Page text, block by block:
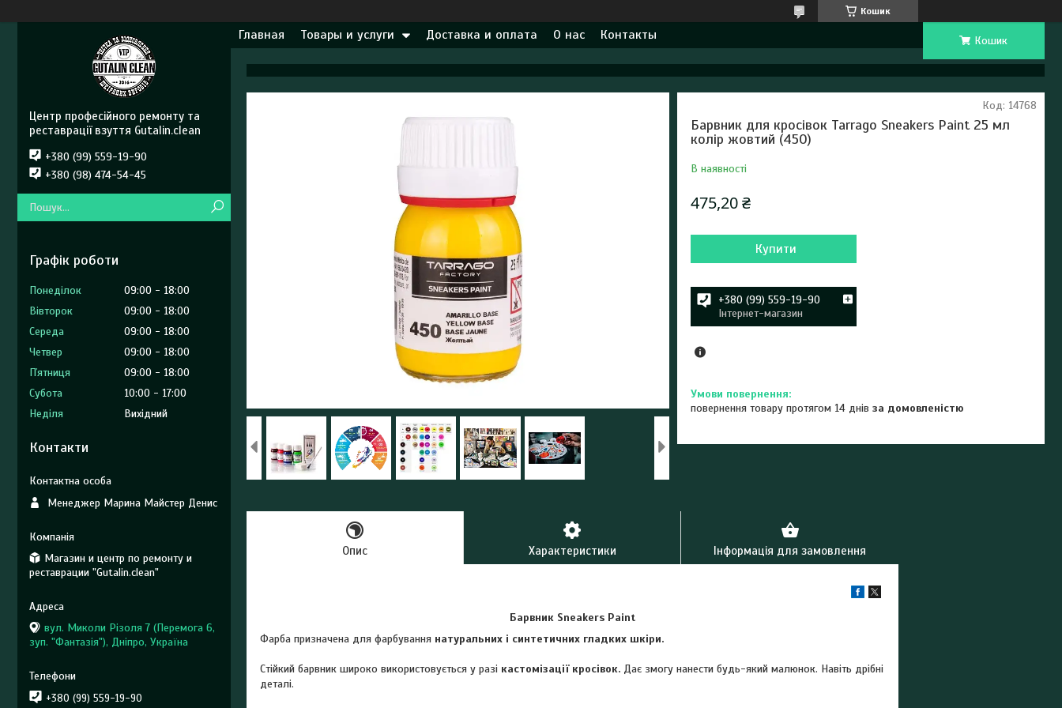
Кошик
Главная Товары и услуги Доставка и оплата О нас Контакты Кошик
Барвник для кросівок Tarrago Sneakers Paint 25 мл
колір жовтий (450)
В наявності
Код: 14768
475,20 ₴
Купити
+380 (99) 559-19-90
Інтернет-магазин
повернення товару протягом 14 днівза домовленістю
Опис Характеристики Інформація для замовлення
Барвник Sneakers Paint
Фарба призначена для фарбування натуральних і синтетичних гладких шкіри.
Стійкий барвник широко використовується у разі кастомізації кросівок. Дає змогу нанести будь-який малюнок. Навіть дрібні
деталі.
Центр професійного ремонту та
реставрації взуття Gutalin.clean
+380 (99) 559-19-90
+380 (98) 474-54-45
Графік роботи
Понеділок 09:00
18:00
Вівторок
09:00
18:00
Середа
09:00
18:00
Четвер
09:00
18:00
Пʼятниця
09:00
18:00
Субота
10:00
17:00
Неділя
Вихідний
Контакти
Менеджер Марина Майстер Денис
Магазин и центр по ремонту и
реставрации "Gutalin.clean"
вул. Миколи Різоля 7 (Перемога 6,
зуп. "Фантазія"), Дніпро, Україна
+380 (99) 559-19-90